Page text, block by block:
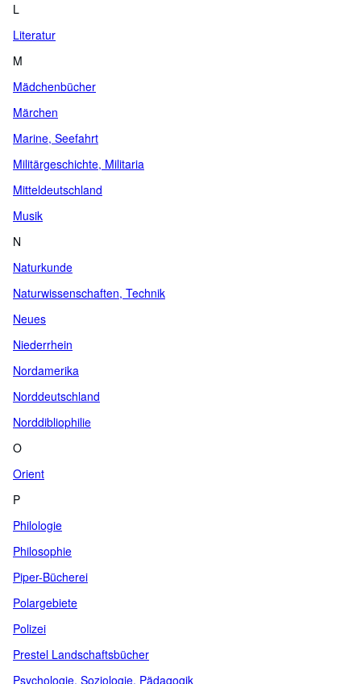
L
Literatur
M
Mädchenbücher
Märchen
Marine, Seefahrt
Militärgeschichte, Militaria
Mitteldeutschland
Musik
N
Naturkunde
Naturwissenschaften, Technik
Neues
Niederrhein
Nordamerika
Norddeutschland
Norddibliophilie
O
Orient
P
Philologie
Philosophie
Piper-Bücherei
Polargebiete
Polizei
Prestel Landschaftsbücher
Psychologie, Soziologie, Pädagogik